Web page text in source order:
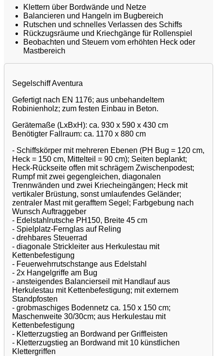
Klettern über Bordwände und Netze
Balancieren und Hangeln im Bugbereich
Rutschen und schnelles Verlassen des Schiffs
Rückzugsräume und Kriechgänge für Rollenspiel
Beobachten und Steuern vom erhöhten Heck oder
Mastbereich
Segelschiff Aventura
Gefertigt nach EN 1176; aus unbehandeltem
Robinienholz; zum festen Einbau in Beton.
Gerätemaße (LxBxH): ca. 930 x 590 x 430 cm
Benötigter Fallraum: ca. 1170 x 880 cm
- Schiffskörper mit mehreren Ebenen (PH Bug = 120 cm,
Heck = 150 cm, Mittelteil = 90 cm); Seiten beplankt;
Heck-Rückseite offen mit schrägem Zwischenpodest;
Rumpf mit zwei gegengleichen, diagonalen
Trennwänden und zwei Kriecheingängen; Heck mit
vertikaler Brüstung, sonst umlaufendes Geländer;
zentraler Mast mit gerafftem Segel; Farbgebung nach
Wunsch Auftraggeber
- Edelstahlrutsche PH150, Breite 45 cm
- Spielplatz-Fernglas auf Reling
- drehbares Steuerrad
- diagonale Strickleiter aus Herkulestau mit
Kettenbefestigung
- Feuerwehrrutschstange aus Edelstahl
- 2x Hangelgriffe am Bug
- ansteigendes Balancierseil mit Handlauf aus
Herkulestau mit Kettenbefestigung; mit externem
Standpfosten
- grobmaschiges Bodennetz ca. 150 x 150 cm;
Maschenweite 30/30cm; aus Herkulestau mit
Kettenbefestigung
- Kletterzugstieg an Bordwand per Griffleisten
- Kletterzugstieg an Bordwand mit 10 künstlichen
Klettergriffen